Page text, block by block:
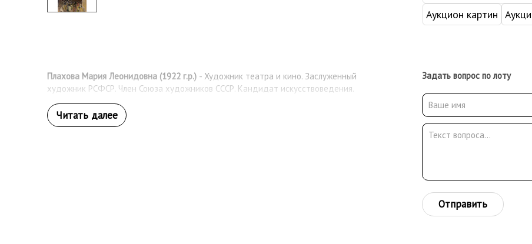
Аукцион картин
Плахова Мария Леонидовна (1922 г.р.) - Художник театра и кино. Заслуженный
художник РСФСР. Член Союза художников СССР. Кандидат искусствоведения.
Задать вопрос по лоту
Отправить